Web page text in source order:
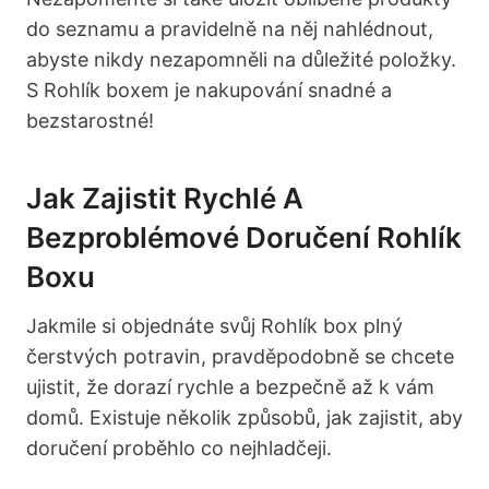
do seznamu a pravidelně na něj nahlédnout,
abyste nikdy nezapomněli na důležité položky.
S Rohlík boxem je nakupování snadné a
bezstarostné!
Jak Zajistit Rychlé A
Bezproblémové Doručení Rohlík
Boxu
Jakmile si objednáte svůj Rohlík box plný
čerstvých potravin, pravděpodobně se chcete
ujistit, že dorazí rychle a bezpečně až k vám
domů. Existuje několik způsobů, jak zajistit, aby
doručení proběhlo co nejhladčeji.